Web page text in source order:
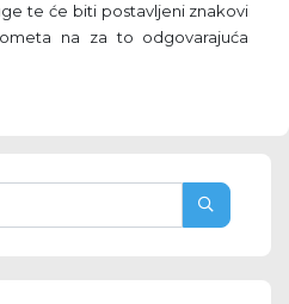
te će biti postavljeni znakovi
na za to odgovarajuća